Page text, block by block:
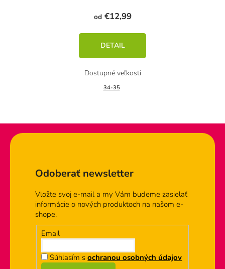
od€12,99
DETAIL
34-35
Odoberať newsletter
Vložte svoj e-mail a my Vám budeme zasielať
informácie o nových produktoch na našom e-
shope.
Email
Súhlasím sochranou osobných údajov